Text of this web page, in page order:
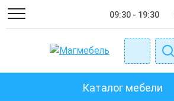
09:30 - 19:30
Каталог мебели